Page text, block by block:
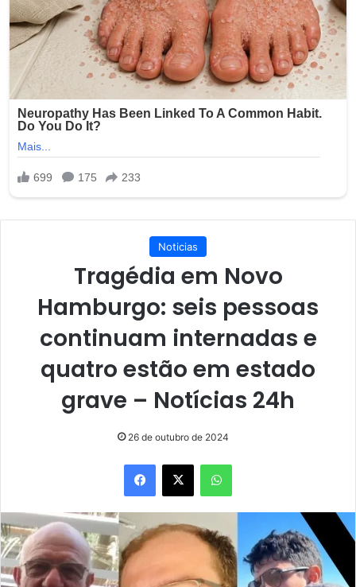
Noticias
Tragédia em Novo
Hamburgo: seis pessoas
continuam internadas e
quatro estão em estado
grave – Notícias 24h
26 de outubro de 2024
Facebook
X WhatsApp